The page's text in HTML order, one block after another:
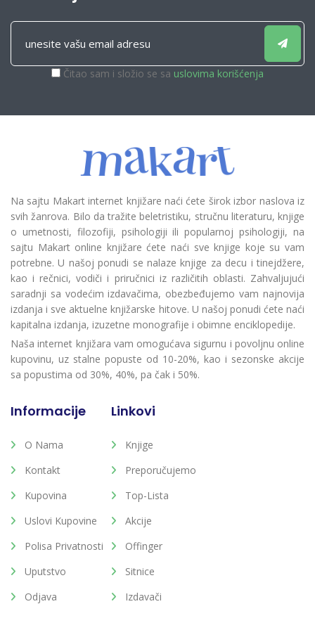
Čitao sam i složio se sa uslovima korišćenja
Na sajtu Makart internet knjižare naći ćete širok izbor naslova iz
svih žanrova. Bilo da tražite beletristiku, stručnu literaturu, knjige
o umetnosti, filozofiji, psihologiji ili popularnoj psihologiji, na
sajtu Makart online knjižare ćete naći sve knjige koje su vam
potrebne. U našoj ponudi se nalaze knjige za decu i tinejdžere,
kao i rečnici, vodiči i priručnici iz različitih oblasti. Zahvaljujući
saradnji sa vodećim izdavačima, obezbeđujemo vam najnovija
izdanja i sve aktuelne knjižarske hitove. U našoj ponudi ćete naći
kapitalna izdanja, izuzetne monografije i obimne enciklopedije.
Naša internet knjižara vam omogućava sigurnu i povoljnu online
kupovinu, uz stalne popuste od 10-20%, kao i sezonske akcije
sa popustima od 30%, 40%, pa čak i 50%.
Informacije
O Nama
Kontakt
Kupovina
Uslovi Kupovine
Polisa Privatnosti
Uputstvo
Odjava
Linkovi
Knjige
Preporučujemo
Top-Lista
Akcije
Offinger
Sitnice
Izdavači